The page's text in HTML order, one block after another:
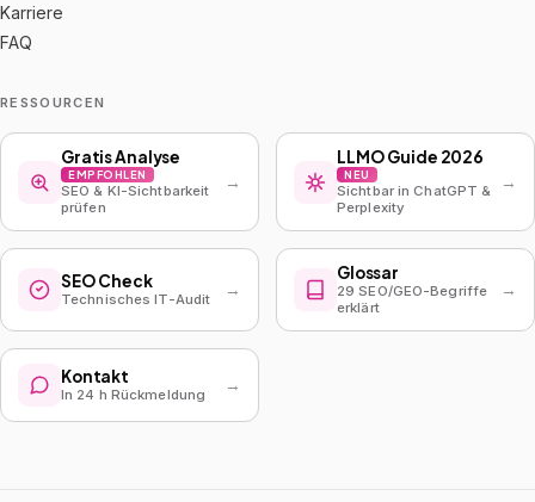
Karriere
FAQ
RESSOURCEN
Gratis Analyse
EMPFOHLEN
SEO & KI-Sichtbarkeit
prüfen
→
LLMO Guide 2026
NEU
Sichtbar in ChatGPT &
Perplexity
→
SEO Check
Technisches IT-Audit →
Glossar
29 SEO/GEO-Begriffe
erklärt
→
Kontakt
In 24 h Rückmeldung →